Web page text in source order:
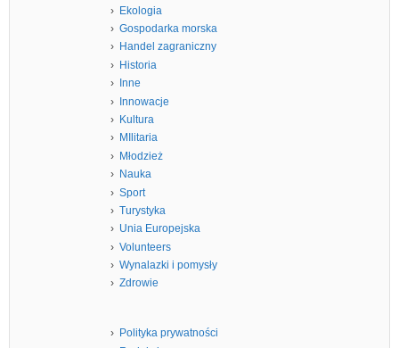
Ekologia
Gospodarka morska
Handel zagraniczny
Historia
Inne
Innowacje
Kultura
MIlitaria
Młodzież
Nauka
Sport
Turystyka
Unia Europejska
Volunteers
Wynalazki i pomysły
Zdrowie
Polityka prywatności